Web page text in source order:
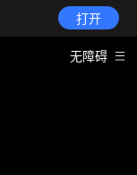
打开
无障碍